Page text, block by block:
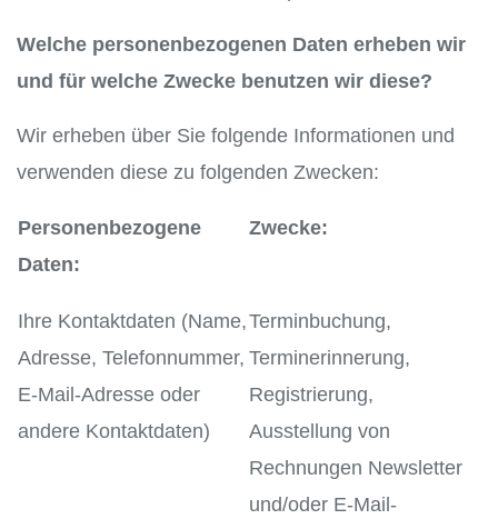
Welche personenbezogenen Daten erheben wir
und für welche Zwecke benutzen wir diese?
Wir erheben über Sie folgende Informationen und
verwenden diese zu folgenden Zwecken:
Personenbezogene
Daten:
Zwecke:
Ihre Kontaktdaten (Name,
Adresse, Telefonnummer,
E-Mail-Adresse oder
andere Kontaktdaten)
Terminbuchung,
Terminerinnerung,
Registrierung,
Ausstellung von
Rechnungen Newsletter
und/oder E-Mail-